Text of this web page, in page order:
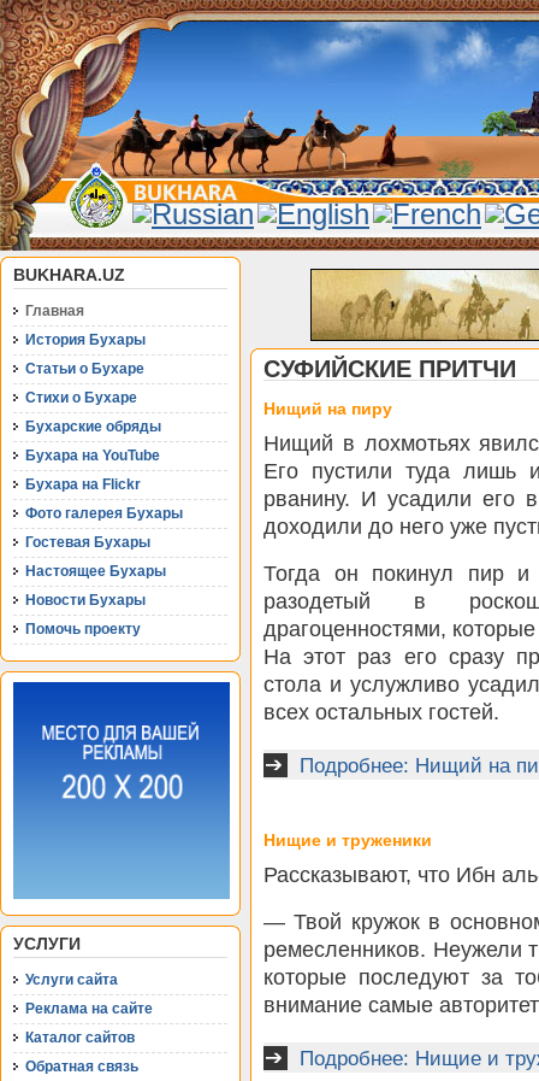
BUKHARA.UZ
Главная
История Бухары
Статьи о Бухаре
Стихи о Бухаре
Бухарские обряды
Бухара на YouTube
Бухара на Flickr
Фото галерея Бухары
Гостевая Бухары
Настоящее Бухары
Новости Бухары
Помочь проекту
УСЛУГИ
Услуги сайта
Реклама на сайте
Каталог сайтов
Обратная связь
СУФИЙСКИЕ ПРИТЧИ
Нищий на пиру
Нищий в лохмотьях
Его пустили туда лишь
рванину. И усадили его
доходили до него уже
Тогда он покинул пир и
разодетый в
драгоценностями,
На этот раз его сразу
стола и услужливо
всех остальных гостей.
Подробнее: Нищий на
Нищие и труженики
Рассказывают, что Ибн
— Твой кружок в
ремесленников. Неужели
которые последуют за
внимание самые
Подробнее: Нищие и